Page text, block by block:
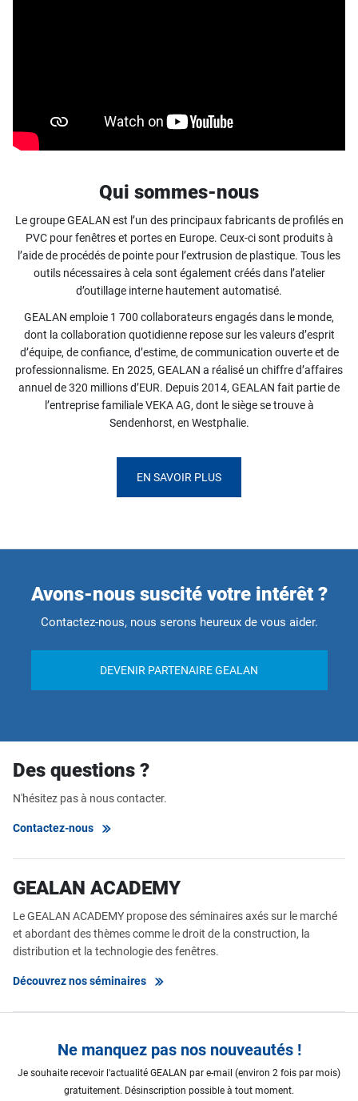
Qui sommes-nous
Le groupe GEALAN est l’un des principaux fabricants de profilés en
PVC pour fenêtres et portes en Europe. Ceux-ci sont produits à
l’aide de procédés de pointe pour l’extrusion de plastique. Tous les
outils nécessaires à cela sont également créés dans l’atelier
d’outillage interne hautement automatisé.
GEALAN emploie 1 700 collaborateurs engagés dans le monde,
dont la collaboration quotidienne repose sur les valeurs d’esprit
d’équipe, de confiance, d’estime, de communication ouverte et de
professionnalisme. En 2025, GEALAN a réalisé un chiffre d’affaires
annuel de 320 millions d’EUR. Depuis 2014, GEALAN fait partie de
l’entreprise familiale VEKA AG, dont le siège se trouve à
Sendenhorst, en Westphalie.
EN SAVOIR PLUS
Avons-nous suscité votre intérêt ?
Contactez-nous, nous serons heureux de vous aider.
DEVENIR PARTENAIRE GEALAN
Des questions ?
N'hésitez pas à nous contacter.
Contactez-nous
GEALAN ACADEMY
Le GEALAN ACADEMY propose des séminaires axés sur le marché
et abordant des thèmes comme le droit de la construction, la
distribution et la technologie des fenêtres.
Découvrez nos séminaires
Ne manquez pas nos nouveautés !
Je souhaite recevoir l'actualité GEALAN par e-mail (environ 2 fois par mois)
gratuitement. Désinscription possible à tout moment.